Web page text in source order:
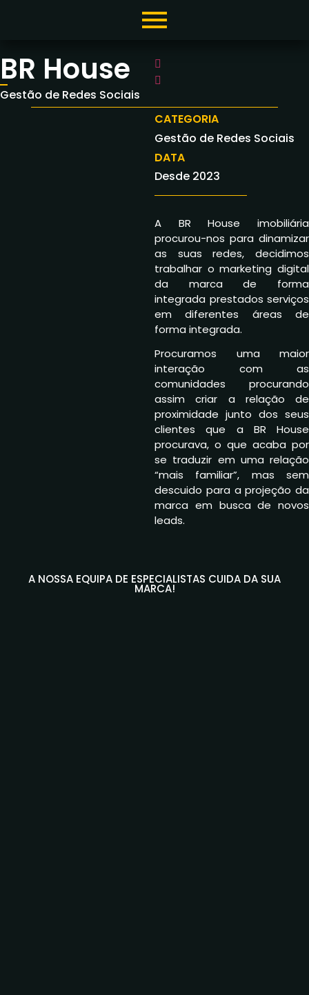
BR House
Gestão de Redes Sociais
CATEGORIA
Gestão de Redes Sociais
DATA
Desde 2023
A BR House imobiliária
procurou-nos para dinamizar
as suas redes, decidimos
trabalhar o marketing digital
da marca de forma
integrada prestados serviços
em diferentes áreas de
forma integrada.
Procuramos uma maior
interação com as
comunidades procurando
assim criar a relação de
proximidade junto dos seus
clientes que a BR House
procurava, o que acaba por
se traduzir em uma relação
“mais familiar”, mas sem
descuido para a projeção da
marca em busca de novos
leads.
A NOSSA EQUIPA DE ESPECIALISTAS CUIDA DA SUA
MARCA!